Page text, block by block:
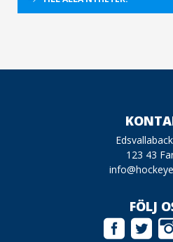
123 43
FÖLJ